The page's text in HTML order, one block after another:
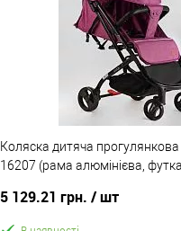
Склад зберігання
Безкоштовна доставка!
Коляска дитяча
16207 (рама алюмінієва,
5 129.21 грн. / шт